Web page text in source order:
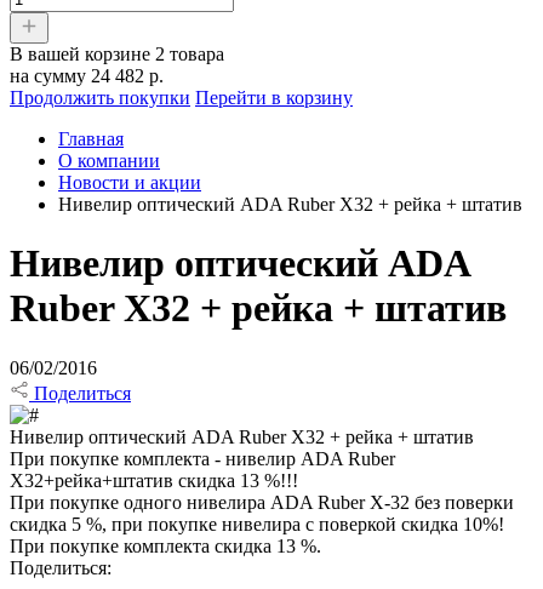
В вашей корзине 2 товара
на сумму 24 482 р.
Продолжить покупки Перейти в корзину
Главная
О компании
Новости и акции
Нивелир оптический ADA Ruber X32 + рейка + штатив
Нивелир оптический ADA
Ruber X32 + рейка + штатив
06/02/2016
Поделиться
Нивелир оптический ADA Ruber X32 + рейка + штатив
При покупке комплекта - нивелир ADA Ruber
X32+рейка+штатив скидка 13 %!!!
При покупке одного нивелира ADA Ruber X-32 без поверки
скидка 5 %, при покупке нивелира с поверкой скидка 10%!
При покупке комплекта скидка 13 %.
Поделиться: